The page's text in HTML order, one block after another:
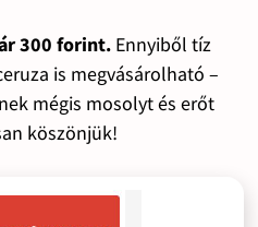
300 forint.Ennyiből tíz
is megvásárolható –
mégis mosolyt és erőt
köszönjük!